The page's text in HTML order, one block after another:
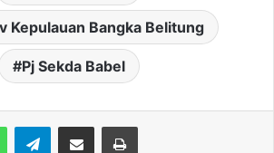
Kepulauan Bangka Belitung
Pj Sekda Babel
WhatsAppTelegramShare via Email Print